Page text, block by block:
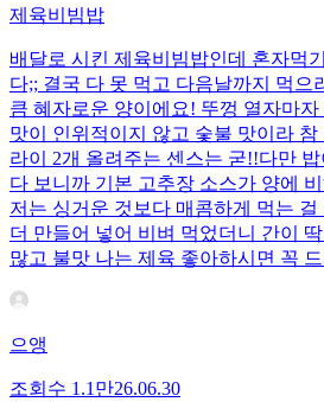
제육비빔밥
배달로 시킨 제육비빔밥인데 혼자먹
다;; 결국 다 못 먹고 다음날까지 먹으
큼 혜자로운 양이에요! 뚜껑 열자마자
맛이 인위적이지 않고 숯불 맛이라
라이 2개 올려주는 센스는 굳!! ​다만
다 보니까 기본 고추장 소스가 양에
저는 싱거운 것보다 매콤하게 먹는
더 만들어 넣어 비벼 먹었더니 간이
많고 불맛 나는 제육 좋아하시면 꼭
으앵
조회수 1.1만26.06.30